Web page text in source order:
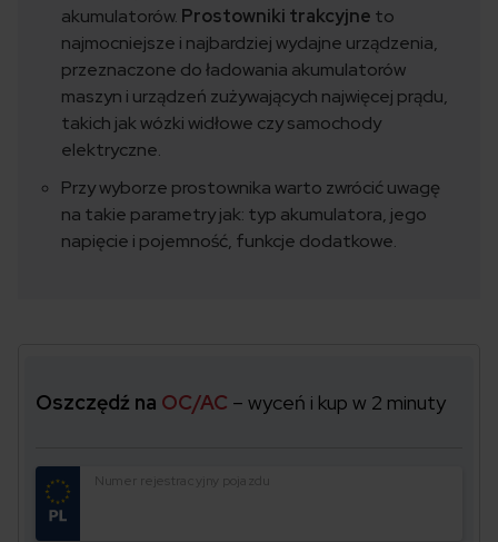
akumulatorów. Prostowniki trakcyjne to
najmocniejsze i najbardziej wydajne urządzenia,
przeznaczone do ładowania akumulatorów
maszyn i urządzeń zużywających najwięcej prądu,
takich jak wózki widłowe czy samochody
elektryczne.
Przy wyborze prostownika warto zwrócić uwagę
na takie parametry jak:​ typ akumulatora, jego
napięcie i pojemność, funkcje dodatkowe.
Oszczędź na OC/AC – wyceń i kup w 2 minuty
Numer rejestracyjny pojazdu